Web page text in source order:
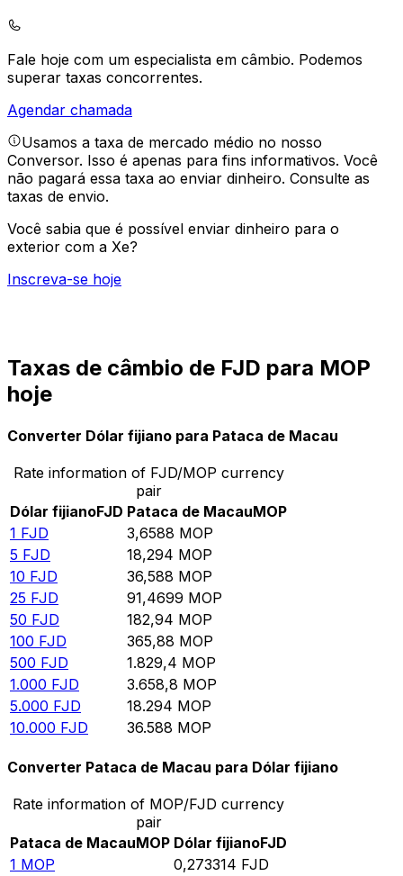
Fale hoje com um especialista em câmbio. Podemos
superar taxas concorrentes.
Agendar chamada
Usamos a taxa de mercado médio no nosso
Conversor. Isso é apenas para fins informativos. Você
não pagará essa taxa ao enviar dinheiro. Consulte as
taxas de envio.
Você sabia que é possível enviar dinheiro para o
exterior com a Xe?
Inscreva-se hoje
Taxas de câmbio de FJD para MOP
hoje
Converter Dólar fijiano para Pataca de Macau
Rate information of FJD/MOP currency
pair
Dólar fijianoFJD Pataca de MacauMOP
1 FJD 3,6588 MOP
5 FJD 18,294 MOP
10 FJD 36,588 MOP
25 FJD 91,4699 MOP
50 FJD 182,94 MOP
100 FJD 365,88 MOP
500 FJD 1.829,4 MOP
1.000 FJD 3.658,8 MOP
5.000 FJD 18.294 MOP
10.000 FJD 36.588 MOP
Converter Pataca de Macau para Dólar fijiano
Rate information of MOP/FJD currency
pair
Pataca de MacauMOP Dólar fijianoFJD
1 MOP 0,273314 FJD